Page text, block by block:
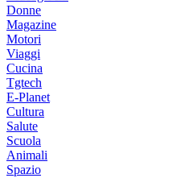
Donne
Magazine
Motori
Viaggi
Cucina
Tgtech
E-Planet
Cultura
Salute
Scuola
Animali
Spazio